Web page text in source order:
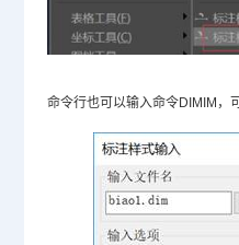
命令行也可以输入命令DIMIM，